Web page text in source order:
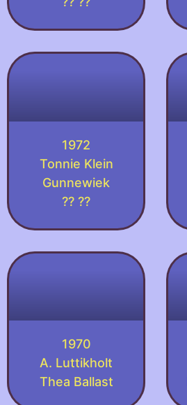
1972
Tonnie Klein
Gunnewiek
?? ??
1970
A. Luttikholt
Thea Ballast